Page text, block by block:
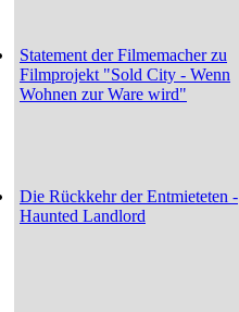
Statement der Filmemacher zu
Filmprojekt "Sold City - Wenn
Wohnen zur Ware wird"
Die Rückkehr der Entmieteten -
Haunted Landlord